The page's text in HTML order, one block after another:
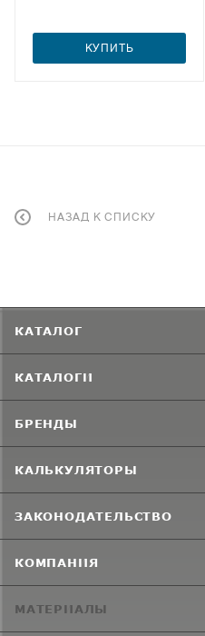
КУПИТЬ
НАЗАД К СПИСКУ
КАТАЛОГ
КАТАЛОГИ
БРЕНДЫ
КАЛЬКУЛЯТОРЫ
ЗАКОНОДАТЕЛЬСТВО
КОМПАНИЯ
МАТЕРИАЛЫ